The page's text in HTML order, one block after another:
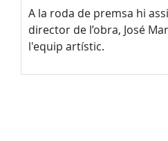
A la roda de premsa hi
director de l’obra, José
l'equip artístic.